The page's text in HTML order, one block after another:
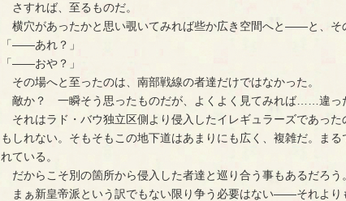
さすれば、至るものだ。
横穴があったかと思い覗いてみれば些か広き空間へと――と、そ
「――あれ？」
「――おや？」
その場へと至ったのは、南部戦線の者達だけではなかった。
敵か？ 一瞬そう思ったものだが、よくよく見てみれば……違っ
それはラド・バウ独立区側より侵入したイレギュラーズであっ
もしれない。そもそもこの地下道はあまりにも広く、複雑だ。ま
れている。
だからこそ別の箇所から侵入した者達と巡り合う事もあるだろう。
まぁ新皇帝派という訳でもない限り争う必要はない――それより